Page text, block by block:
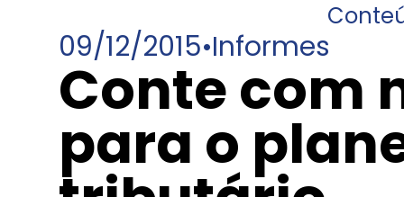
09/12/2015•Informes
Conte com
para o